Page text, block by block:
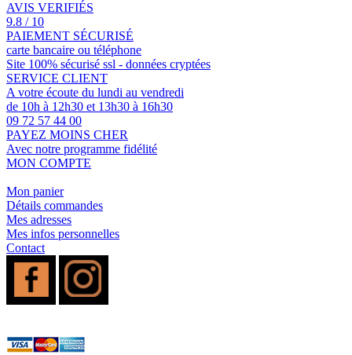
AVIS VERIFIÉS
9.8 / 10
PAIEMENT SÉCURISÉ
carte bancaire ou téléphone
Site 100% sécurisé ssl - données cryptées
SERVICE CLIENT
A votre écoute du lundi au vendredi
de 10h à 12h30 et 13h30 à 16h30
09 72 57 44 00
PAYEZ MOINS CHER
Avec notre programme fidélité
MON COMPTE
Mon panier
Détails commandes
Mes adresses
Mes infos personnelles
Contact